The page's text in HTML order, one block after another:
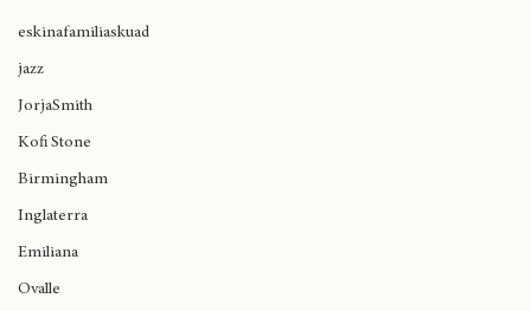
teatrocariola
eskinafamiliaskuad
jazz
JorjaSmith
Kofi Stone
Birmingham
Inglaterra
Emiliana